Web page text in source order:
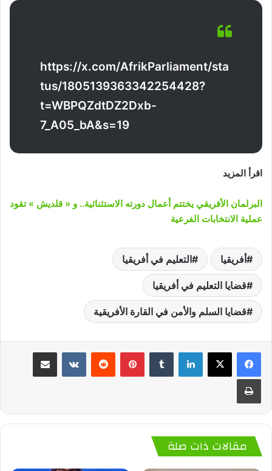
https://x.com/AfrikParliament/sta
tus/1805139363342254428?
t=WBPQZdtDZ2Dxb-
7_A05_bA&s=19
اقرأ المزيد
البرلمان الأفريقي يختتم أعمال دورته الاستثنائية.. و « قلديش » تقود
عملية الانتخابات الفرعية
أفريقيا التعليم في أفريقيا
قضايا التعليم في أفريقيا
قضايا السلم والأمن في القارة الأفريقية
لينكدإن بينتيريست
مقالات ذات صلة